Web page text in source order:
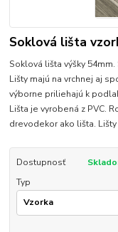
Soklová lišta
Soklová lišta výšky
Lišty majú na vrchnej aj
výborne priliehajú k
Lišta je vyrobená z PVC.
drevodekor ako lišta. Lišty
Dostupnosť
Typ